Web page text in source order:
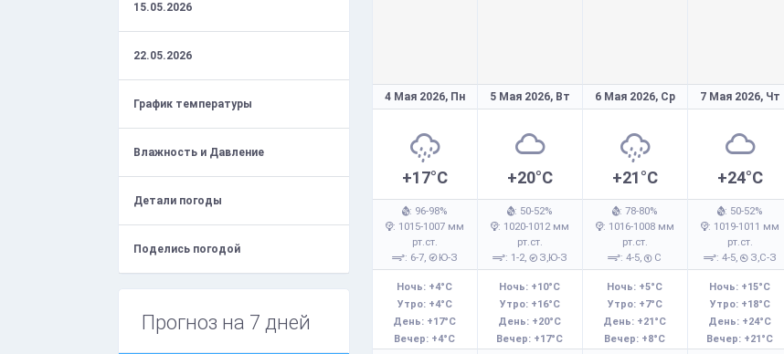
15.05.2026
22.05.2026
График температуры
Влажность и Давление
Детали погоды
Поделись погодой
Прогноз на 7 дней
4 Мая 2026, Пн
+17°C
: 96-98%
: 1015-1007 мм
рт.ст.
: 6-7,
Ю-З
Ночь: +4°C
Утро: +4°C
День: +17°C
Вечер: +4°C
5 Мая 2026, Вт
+20°C
: 50-52%
: 1020-1012 мм
рт.ст.
: 1-2,
З,Ю-З
Ночь: +10°C
Утро: +16°C
День: +20°C
Вечер: +17°C
6 Мая 2026, Ср
+21°C
: 78-80%
: 1016-1008 мм
рт.ст.
: 4-5, С
Ночь: +5°C
Утро: +7°C
День: +21°C
Вечер: +8°C
7 Мая 2026, Чт
+24°C
: 50-52%
: 1019-1011 мм
рт.ст.
: 4-5,
З,С-З
Ночь: +15°C
Утро: +18°C
День: +24°C
Вечер: +21°C